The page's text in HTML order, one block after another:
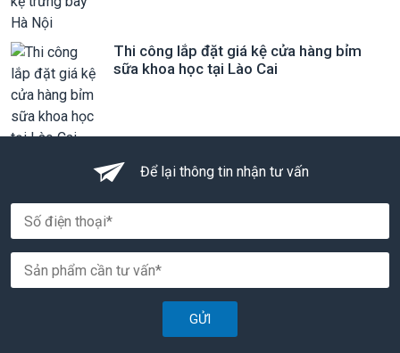
Thi công lắp đặt giá kệ cửa hàng bỉm
sữa khoa học tại Lào Cai
Để lại thông tin nhận tư vấn
GỬI